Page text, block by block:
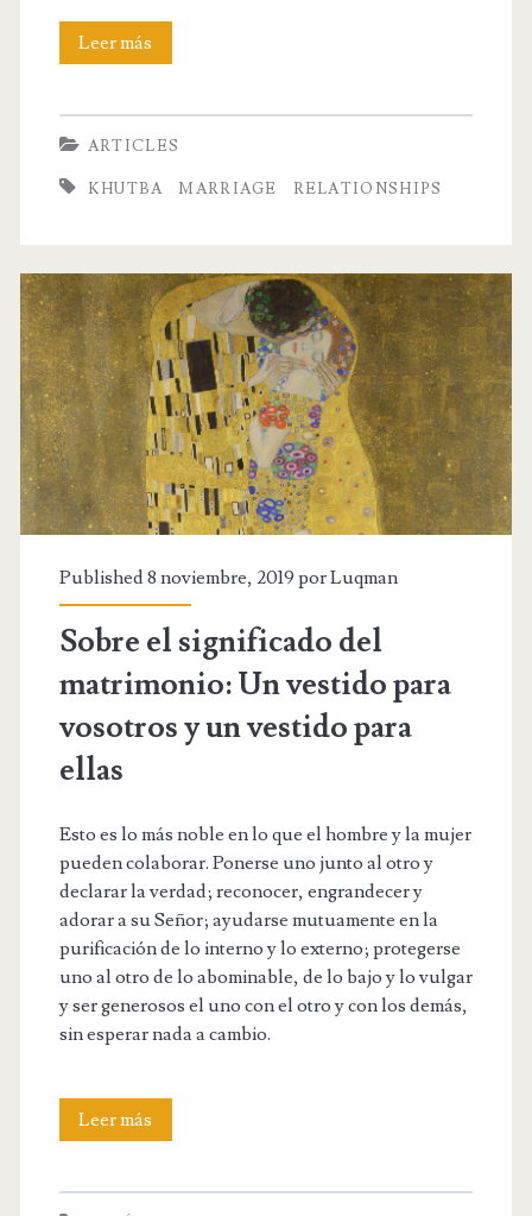
Leer más
are
clothing
for
you
and
you
them»:
ARTICLES
KHUTBA MARRIAGE RELATIONSHIPS
Published 8 noviembre, 2019 porLuqman
Sobre el significado del
matrimonio: Un vestido para
vosotros y un vestido para
ellas
Esto es lo más noble en lo que el hombre y la mujer
pueden colaborar. Ponerse uno junto al otro y
declarar la verdad; reconocer, engrandecer y
adorar a su Señor; ayudarse mutuamente en la
purificación de lo interno y lo externo; protegerse
uno al otro de lo abominable, de lo bajo y lo vulgar
y ser generosos el uno con el otro y con los demás,
sin esperar nada a cambio.
Leer más